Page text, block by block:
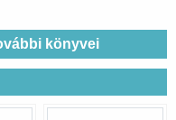
könyvei